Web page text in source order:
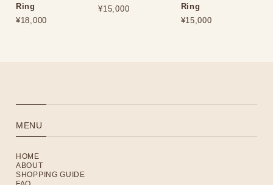
Ring
¥18,000
¥15,000
Ring
¥15,000
MENU
HOME
ABOUT
SHOPPING GUIDE